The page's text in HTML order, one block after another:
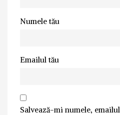
Numele tău
Emailul tău
Salvează-mi numele,